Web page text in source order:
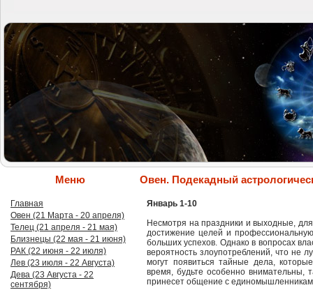
Меню Овен. Подекадный
Главная
Овен (21 Марта - 20 апреля)
Телец (21 апреля - 21 мая)
Близнецы (22 мая - 21 июня)
РАК (22 июня - 22 июля)
Лев (23 июля - 22 Августа)
Дева (23 Августа - 22
сентября)
Январь 1-10
Несмотря на праздники и выходные,
достижение целей и
больших успехов. Однако в вопросах
вероятность злоупотреблений, что не
могут появиться тайные дела,
время, будьте особенно внимательны,
принесет общение с